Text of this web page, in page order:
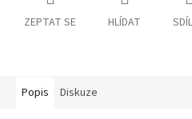
ZEPTAT SE HLÍDAT
Popis Diskuze